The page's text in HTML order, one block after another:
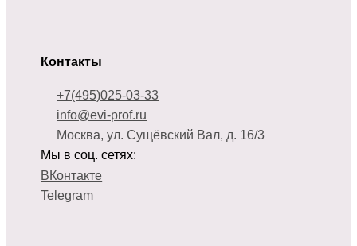
Контакты
+7(495)025-03-33
info@evi-prof.ru
Москва, ул. Сущёвский Вал, д. 16/3
Мы в соц. сетях:
ВКонтакте
Telegram